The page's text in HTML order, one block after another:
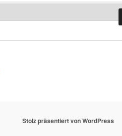
Stolz präsentiert von WordPress